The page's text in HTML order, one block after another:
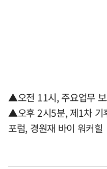
▲오전 11시, 주요업무
▲오후 2시5분, 제1차 기
포럼, 경원재 바이 워커힐